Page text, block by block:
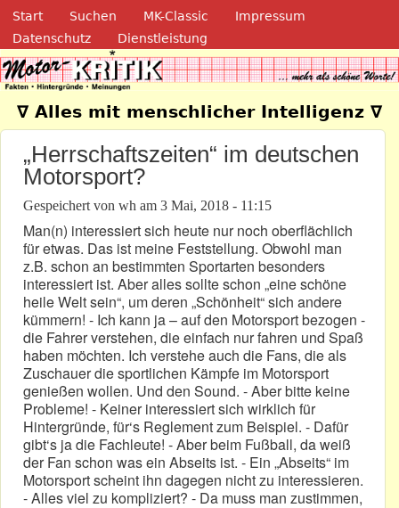
Direkt zum Inhalt
Navigation
Start Suchen MK-Classic
Impressum
Datenschutz
Dienstleistung
Motor-Kritik.de
∇ Alles mit menschlicher Intelligenz ∇
„Herrschaftszeiten“ im deutschen
Motorsport?
Gespeichert von wh am 3 Mai, 2018 - 11:15
Man(n) interessiert sich heute nur noch oberflächlich
für etwas. Das ist meine Feststellung. Obwohl man
z.B. schon an bestimmten Sportarten besonders
interessiert ist. Aber alles sollte schon „eine schöne
heile Welt sein“, um deren „Schönheit“ sich andere
kümmern! - Ich kann ja – auf den Motorsport bezogen -
die Fahrer verstehen, die einfach nur fahren und Spaß
haben möchten. Ich verstehe auch die Fans, die als
Zuschauer die sportlichen Kämpfe im Motorsport
genießen wollen. Und den Sound. - Aber bitte keine
Probleme! - Keiner interessiert sich wirklich für
Hintergründe, für‘s Reglement zum Beispiel. - Dafür
gibt‘s ja die Fachleute! - Aber beim Fußball, da weiß
der Fan schon was ein Abseits ist. - Ein „Abseits“ im
Motorsport scheint ihn dagegen nicht zu interessieren.
- Alles viel zu kompliziert? - Da muss man zustimmen,